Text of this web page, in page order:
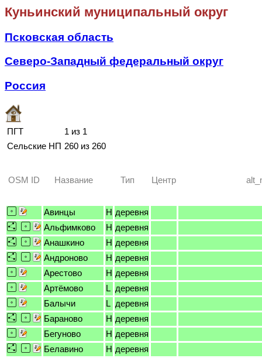
Куньинский муниципальный округ
Псковская область
Северо-Западный федеральный округ
Россия
ПГТ
1 из 1
Сельские НП 260 из 260
OSM ID Название Тип Центр
Авинцы H деревня
Альфимково
H деревня
Анашкино
H деревня
Андроново
H деревня
Арестово
H деревня
Артёмово
L деревня
Балычи
L деревня
Бараново
H деревня
Бегуново
H деревня
Белавино
H деревня